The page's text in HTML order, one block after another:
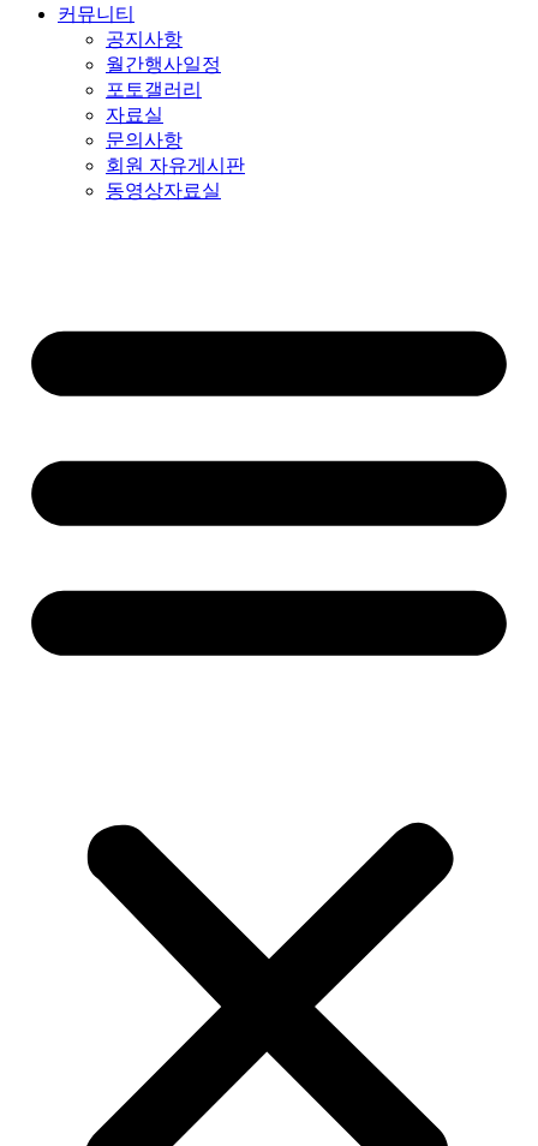
커뮤니티
공지사항
월간행사일정
포토갤러리
자료실
문의사항
회원 자유게시판
동영상자료실